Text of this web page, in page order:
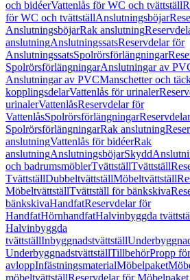
och bidéerVattenlås för WC och tvättställ
för WC och tvättställAnslutningsböjar
AnslutningsböjarRak anslutning
anslutningAnslutningssatsReservdelar för
AnslutningssatsSpolrörsförlängningar
SpolrörsförlängningarAnslutningar av
Anslutningar av PVCManschetter och
kopplingsdelarVattenlås för urinaler
urinalerVattenlåsReservdelar för
VattenlåsSpolrörsförlängningar
SpolrörsförlängningarRak anslutning
anslutningVattenlås för bidéerRak
anslutningAnslutningsböjarSkydd
och badrumsmöblerTvättställTvättställ
TvättställDubbeltvättställMöbeltvättställ
MöbeltvättställTvättställ för bänkskiva
bänkskivaHandfatReservdelar för
HandfatHörnhandfatHalvinbyggda
Halvinbyggda
tvättställInbyggnadstvättställ
UnderbyggnadstvättställTillbehörPropp för
avloppInfästningsmaterialMöbelpaket
möbeltvättställReservdelar för Möbelpaket